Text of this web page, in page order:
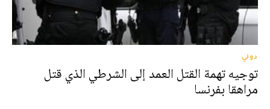
دولي
توجيه تهمة القتل العمد إلى الشرطي الذي قتل
مراهقا بفرنسا